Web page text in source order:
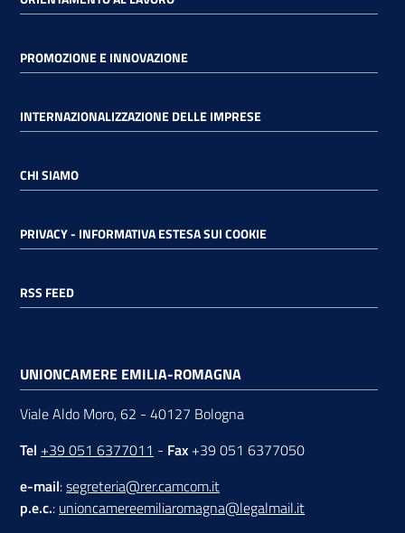
PROMOZIONE E INNOVAZIONE
INTERNAZIONALIZZAZIONE DELLE IMPRESE
CHI SIAMO
PRIVACY - INFORMATIVA ESTESA SUI COOKIE
RSS FEED
UNIONCAMERE EMILIA-ROMAGNA
Viale Aldo Moro, 62 - 40127 Bologna
Tel +39 051 6377011 - Fax +39 051 6377050
e-mail:segreteria@rer.camcom.it
p.e.c.: unioncamereemiliaromagna@legalmail.it